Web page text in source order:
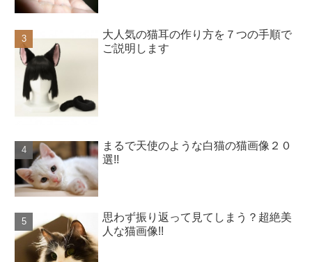
大人気の猫耳の作り方を７つの手順で
ご説明します
まるで天使のような白猫の猫画像２０
選!!
思わず振り返って見てしまう？超絶美
人な猫画像!!